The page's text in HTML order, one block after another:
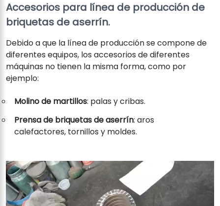
Accesorios para línea de producción de
briquetas de aserrín.
Debido a que la línea de producción se compone de
diferentes equipos, los accesorios de diferentes
máquinas no tienen la misma forma, como por
ejemplo:
Molino de martillos: palas y cribas.
Prensa de briquetas de aserrín: aros
calefactores, tornillos y moldes.